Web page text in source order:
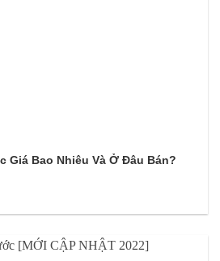
Giá Bao Nhiêu Và Ở Đâu Bán?